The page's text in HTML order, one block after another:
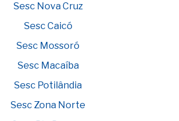
Sesc Nova Cruz
Sesc Caicó
Sesc Mossoró
Sesc Macaíba
Sesc Potilândia
Sesc Zona Norte